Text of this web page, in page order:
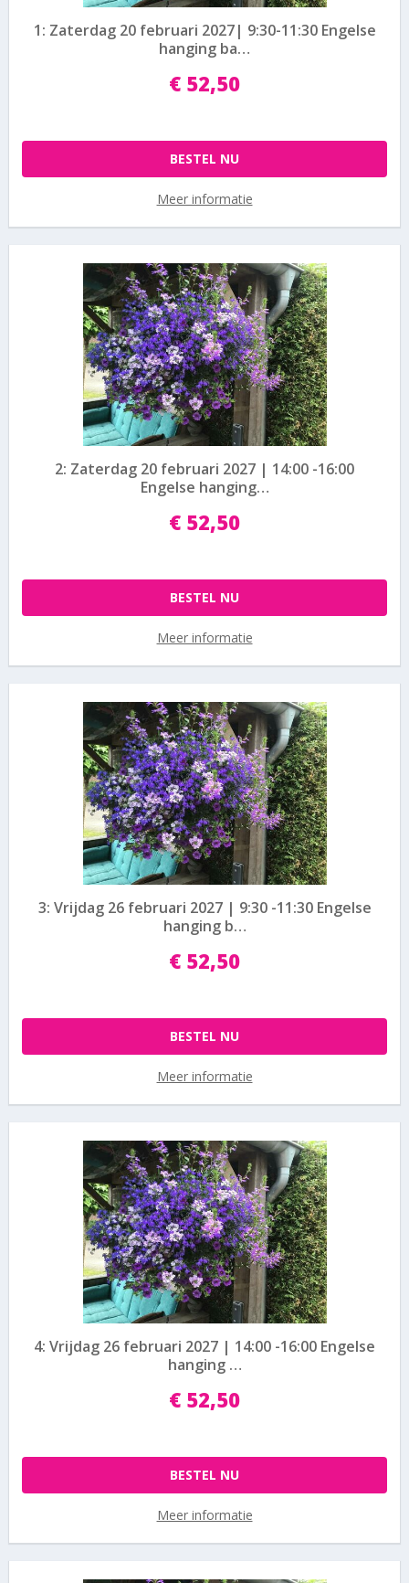
1: Zaterdag 20 februari 2027| 9:30-11:30 Engelse
hanging ba…
€ 52,50
Meer informatie
BESTEL NU
2: Zaterdag 20 februari 2027 | 14:00 -16:00
Engelse hanging…
€ 52,50
Meer informatie
BESTEL NU
3: Vrijdag 26 februari 2027 | 9:30 -11:30 Engelse
hanging b…
€ 52,50
Meer informatie
BESTEL NU
4: Vrijdag 26 februari 2027 | 14:00 -16:00 Engelse
hanging …
€ 52,50
Meer informatie
BESTEL NU